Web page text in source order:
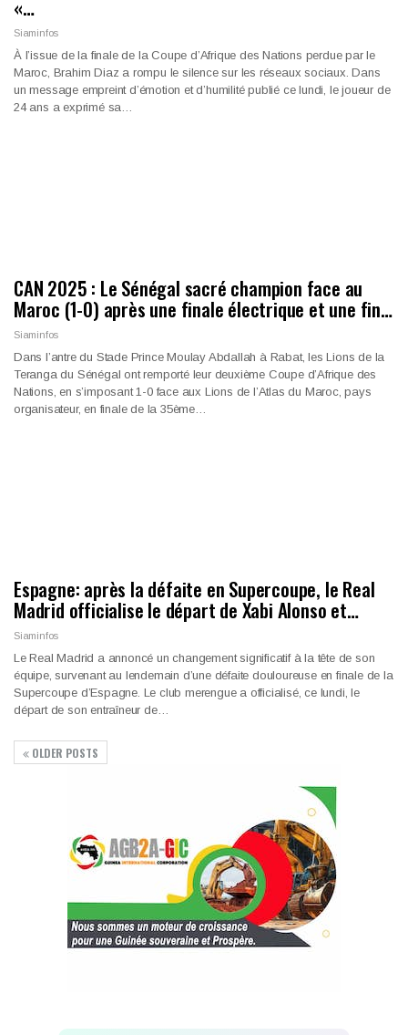
«…
Siaminfos
À l’issue de la finale de la Coupe d’Afrique des Nations perdue par le
Maroc, Brahim Diaz a rompu le silence sur les réseaux sociaux. Dans
un message empreint d’émotion et d’humilité publié ce lundi, le joueur de
24 ans a exprimé sa…
CAN 2025 : Le Sénégal sacré champion face au
Maroc (1-0) après une finale électrique et une fin…
Siaminfos
Dans l’antre du Stade Prince Moulay Abdallah à Rabat, les Lions de la
Teranga du Sénégal ont remporté leur deuxième Coupe d’Afrique des
Nations, en s’imposant 1-0 face aux Lions de l’Atlas du Maroc, pays
organisateur, en finale de la 35ème…
Espagne: après la défaite en Supercoupe, le Real
Madrid officialise le départ de Xabi Alonso et…
Siaminfos
Le Real Madrid a annoncé un changement significatif à la tête de son
équipe, survenant au lendemain d’une défaite douloureuse en finale de la
Supercoupe d’Espagne. Le club merengue a officialisé, ce lundi, le
départ de son entraîneur de…
OLDER POSTS